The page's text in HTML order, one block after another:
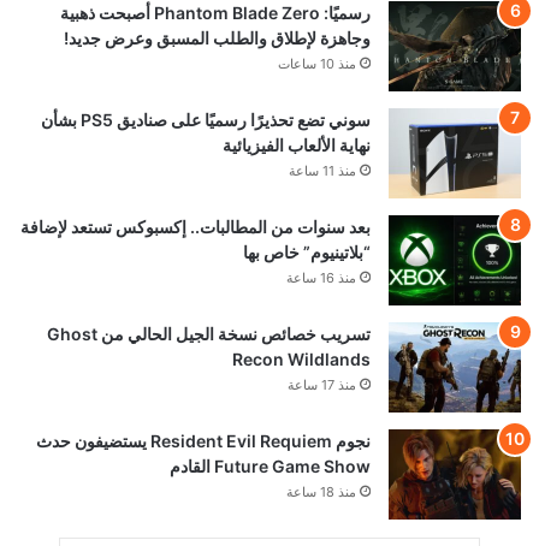
رسميًا: Phantom Blade Zero أصبحت ذهبية
وجاهزة لإطلاق والطلب المسبق وعرض جديد!
منذ 10 ساعات
سوني تضع تحذيرًا رسميًا على صناديق PS5 بشأن
نهاية الألعاب الفيزيائية
منذ 11 ساعة
بعد سنوات من المطالبات.. إكسبوكس تستعد لإضافة
“بلاتينيوم” خاص بها
منذ 16 ساعة
تسريب خصائص نسخة الجيل الحالي من Ghost
Recon Wildlands
منذ 17 ساعة
نجوم Resident Evil Requiem يستضيفون حدث
Future Game Show القادم
منذ 18 ساعة